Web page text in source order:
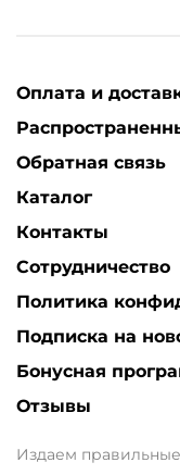
Оплата и
Обратная связь
Каталог
Контакты
Сотрудничество
Политика
Подписка на
Бонусная
Отзывы
Издаем правильные